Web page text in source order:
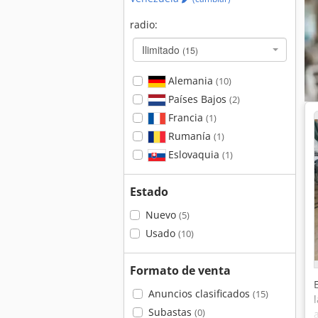
radio:
Ilimitado (15)
Alemania (10)
Países Bajos (2)
Francia (1)
Rumanía (1)
Eslovaquia (1)
Estado
Nuevo (5)
Usado (10)
Formato de venta
Anuncios clasificados (15)
Subastas (0)